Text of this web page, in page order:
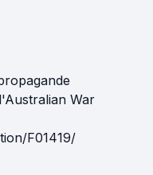
War
F01419/